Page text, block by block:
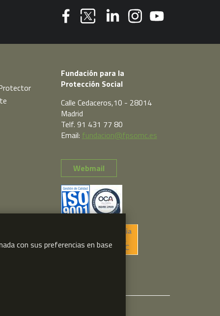
Fundación para la
Protección Social
Calle Cedaceros,10 - 28014
Madrid
Telf. 91 431 77 80
Email: fundacion@fpsomc.es
Webmail
con sus preferencias en base